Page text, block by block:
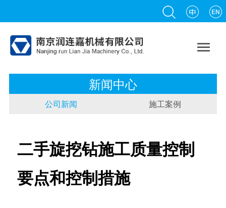

新闻中心
公司新闻 施工案例
二手旋挖钻施工质量控制
要点和控制措施